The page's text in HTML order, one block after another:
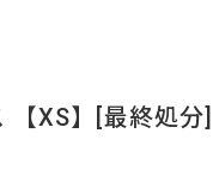
【XS】[最終処分]